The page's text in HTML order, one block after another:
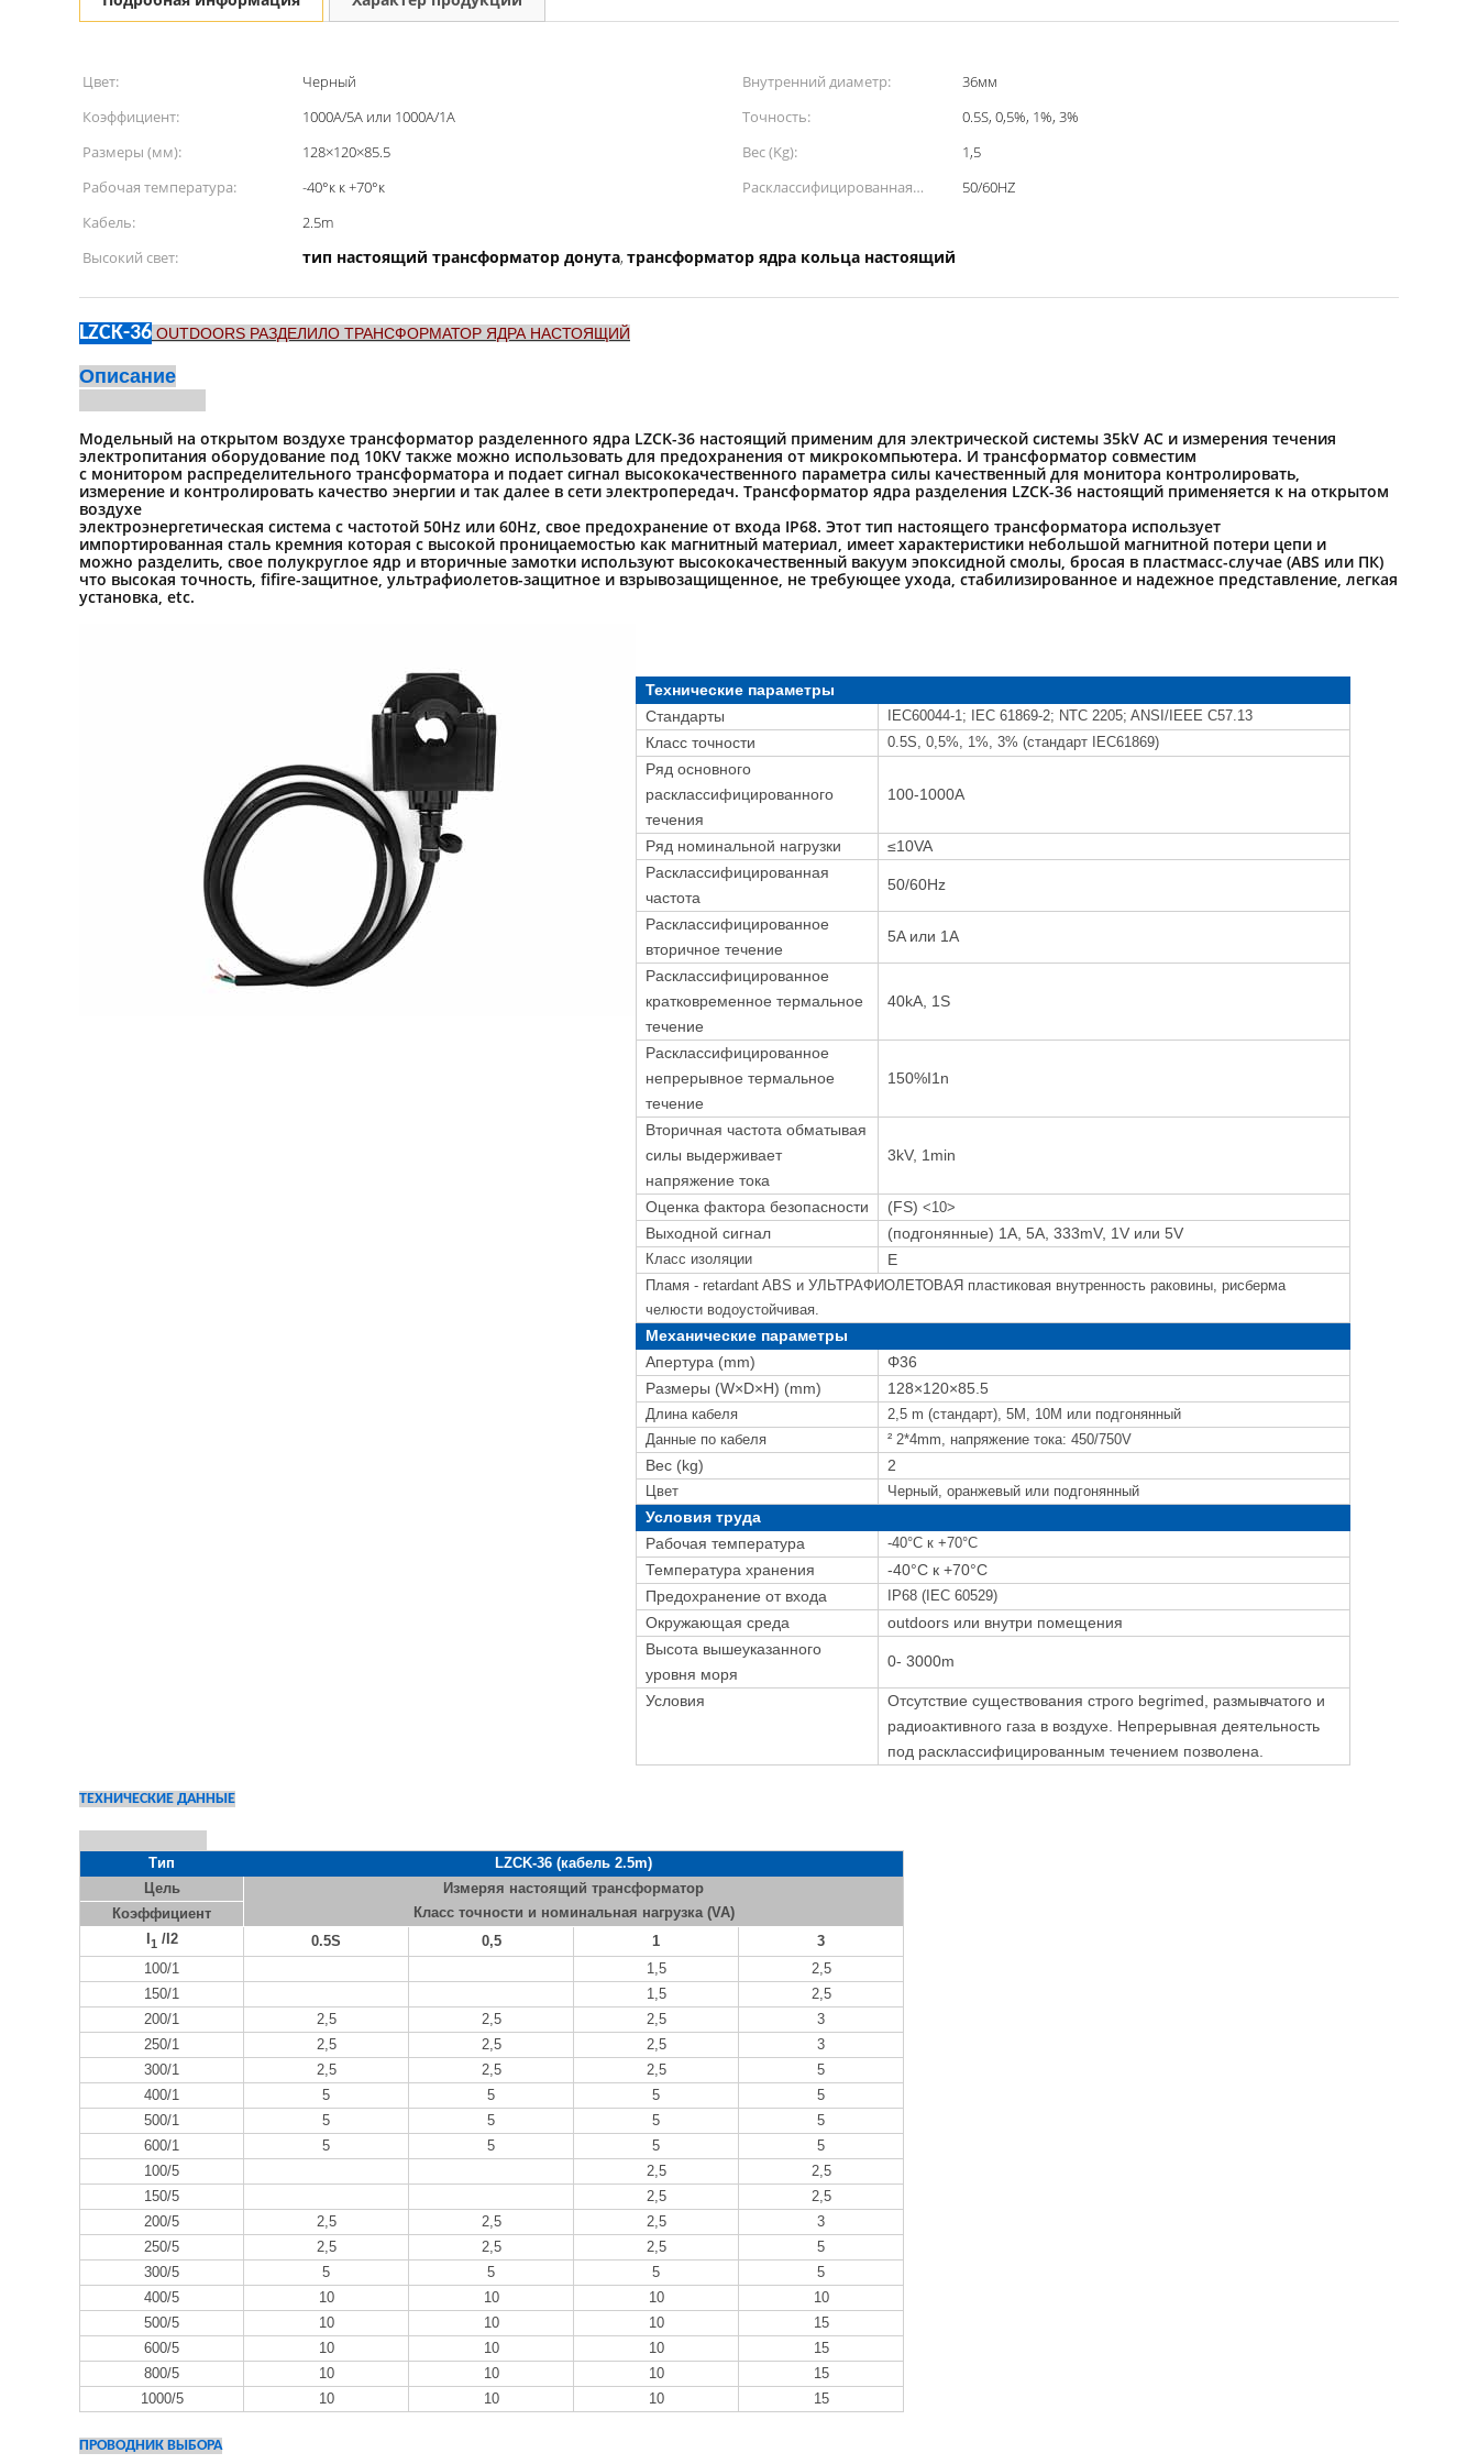
Цвет: Черный Внутренний диаметр:
36мм
Коэффициент:
1000A/5A или 1000A/1A Точность:
0.5S, 0,5%, 1%, 3%
Размеры (мм):
128×120×85.5 Вес (Kg):
1,5
Рабочая температура:
-40°к к +70°к
Расклассифицированная
50/60HZ
Кабель:
2.5m
Высокий свет:
тип настоящий трансформатор донута, трансформатор ядра кольца настоящий
LZCK-36 OUTDOORS РАЗДЕЛИЛО ТРАНСФОРМАТОР ЯДРА НАСТОЯЩИЙ
Описание
Модельный на открытом воздухе трансформатор разделенного ядра LZCK-36 настоящий применим для электрической системы 35kV AC и измерения течения
электропитания оборудование под 10KV также можно использовать для предохранения от микрокомпьютера. И трансформатор совместим
с монитором распределительного трансформатора и подает сигнал высококачественного параметра силы качественный для монитора контролировать,
измерение и контролировать качество энергии и так далее в сети электропередач. Трансформатор ядра разделения LZCK-36 настоящий применяется к на открытом
воздухе
электроэнергетическая система с частотой 50Hz или 60Hz, свое предохранение от входа IP68. Этот тип настоящего трансформатора использует
импортированная сталь кремния которая с высокой проницаемостью как магнитный материал, имеет характеристики небольшой магнитной потери цепи и
можно разделить, свое полукруглое ядр и вторичные замотки используют высококачественный вакуум эпоксидной смолы, бросая в пластмасс-случае (ABS или ПК)
что высокая точность, fifire-защитное, ультрафиолетов-защитное и взрывозащищенное, не требующее ухода, стабилизированное и надежное представление, легкая
установка, etc.
Технические параметры
Стандарты
IEC60044-1; IEC 61869-2; NTC 2205; ANSI/IEEE C57.13
Класс точности 0.5S, 0,5%, 1%, 3% (стандарт IEC61869)
Ряд основного
расклассифицированного
течения
100-1000A
Ряд номинальной нагрузки
≤10VA
Расклассифицированная
частота
50/60Hz
Расклассифицированное
вторичное течение
5A или 1A
Расклассифицированное
кратковременное термальное
течение
40kA, 1S
Расклассифицированное
непрерывное термальное
течение
150%I1n
Вторичная частота обматывая
силы выдерживает
напряжение тока
3kV, 1min
Оценка фактора безопасности (FS) <10>
Выходной сигнал (подгонянные) 1A, 5A, 333mV, 1V или 5V
Класс изоляции E
Пламя - retardant ABS и УЛЬТРАФИОЛЕТОВАЯ пластиковая внутренность раковины, рисберма
челюсти водоустойчивая.
Механические параметры
Апертура (mm)
Φ36
Размеры (W×D×H) (mm)
128×120×85.5
Длина кабеля
2,5 m (стандарт), 5M, 10M или подгонянный
Данные по кабеля
² 2*4mm, напряжение тока: 450/750V
Вес (kg) 2
Цвет Черный, оранжевый или подгонянный
Условия труда
Рабочая температура
-40°C к +70°C
Температура хранения
-40°C к +70°C
Предохранение от входа
IP68 (IEC 60529)
Окружающая среда
outdoors или внутри помещения
Высота вышеуказанного
уровня моря
0- 3000m
Условия
Отсутствие существования строго begrimed, размывчатого и
радиоактивного газа в воздухе. Непрерывная деятельность
под расклассифицированным течением позволена.
ТЕХНИЧЕСКИЕ ДАННЫЕ
Тип
LZCK-36 (кабель 2.5m)
Цель
Измеряя настоящий трансформатор
Класс точности и номинальная нагрузка (VA)
Коэффициент
1 /I2 0.5S 0,5 1
3
100/1
1,5
2,5
150/1
1,5
2,5
200/1
2,5 2,5 2,5
3
250/1
2,5 2,5 2,5
3
300/1
2,5 2,5 2,5
5
400/1
5 5 5
5
500/1
5 5 5
5
600/1
5 5 5
5
100/5
2,5
2,5
150/5
2,5
2,5
200/5
2,5 2,5 2,5
3
250/5
2,5 2,5 2,5
5
300/5
5 5 5
5
400/5
10 10 10
10
500/5
10 10 10
15
600/5
10 10 10
15
800/5
10 10 10
15
1000/5
10 10 10 15
ПРОВОДНИК ВЫБОРА